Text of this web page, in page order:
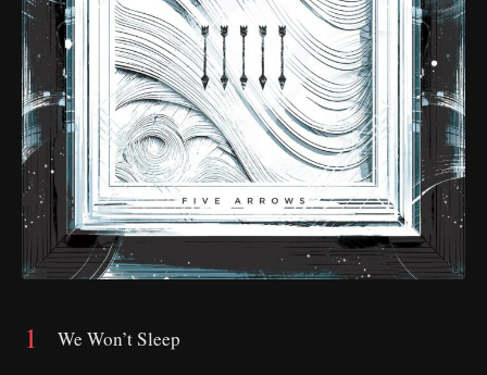
We Won’t Sleep